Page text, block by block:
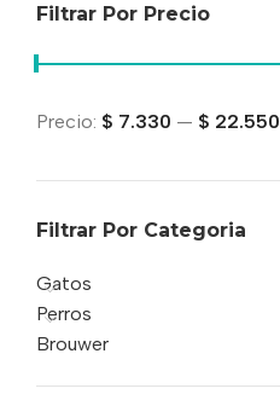
Filtrar Por Precio
Precio: $ 7.330 — $ 22.550
Filtrar Por Categoria
Gatos
Perros
Brouwer